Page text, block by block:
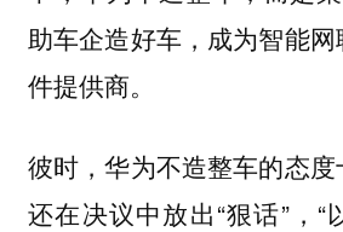
助车企造好车，成为智能
件提供商。
彼时，华为不造整车的态
还在决议中放出“狠话”，“